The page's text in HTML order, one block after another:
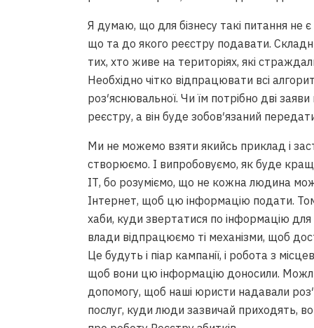
Я думаю, що для бізнесу такі питання не
що та до якого реєстру подавати.
тих, хто живе на територіях, які
Необхідно чітко відпрацювати всі
роз′яснювальної. Чи їм потрібно дві
реєстру, а він буде зобов′язаний
Ми не можемо взяти якийсь приклад і
створюємо. І випробовуємо, як буде
ІТ, бо розуміємо, що не кожна людина
Інтернет, щоб цю інформацію подати.
хаби, куди звертатися по інформацію
влади відпрацюємо ті механізми, щоб
Це будуть і піар кампанії, і робота з
щоб вони цю інформацію доносили.
допомогу, щоб наші юристи надавали
послуг, куди люди зазвичай приходять,